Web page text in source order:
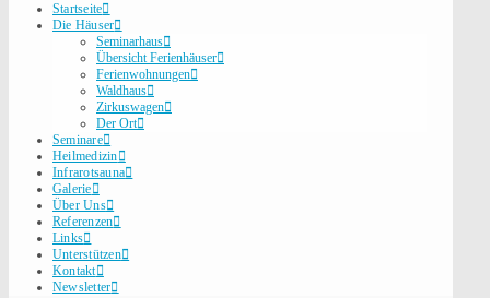
Startseite
Die Häuser
Seminarhaus
Übersicht Ferienhäuser
Ferienwohnungen
Waldhaus
Zirkuswagen
Der Ort
Seminare
Heilmedizin
Infrarotsauna
Galerie
Über Uns
Referenzen
Links
Unterstützen
Kontakt
Newsletter